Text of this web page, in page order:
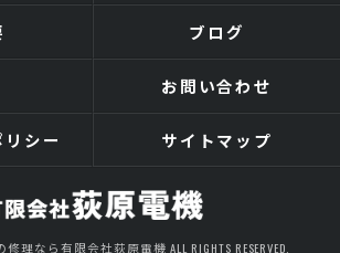
ブログ
お問い合わせ
シー サイトマップ
理なら有限会社荻原電機 ALL RIGHTS RESERVED.